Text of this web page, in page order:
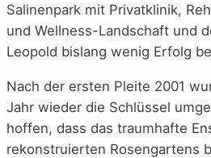
Salinenpark mit Privatklinik,
und Wellness-Landschaft und
Leopold bislang wenig Erfolg
Nach der ersten Pleite 2001
Jahr wieder die Schlüssel
hoffen, dass das traumhafte
rekonstruierten Rosengartens